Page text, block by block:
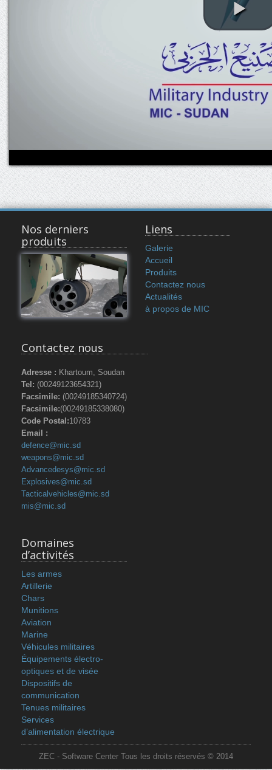
Nos derniers
produits
Liens
Galerie
Accueil
Produits
Contactez nous
Actualités
à propos de MIC
Contactez nous
Adresse : Khartoum, Soudan
Tel: (00249123654321)
Facsimile: (00249185340724)
Facsimile:(00249185338080)
Code Postal:10783
Email :
defence@mic.sd
weapons@mic.sd
Advancedesys@mic.sd
Explosives@mic.sd
Tacticalvehicles@mic.sd
mis@mic.sd
Domaines
d’activités
Les armes
Artillerie
Chars
Munitions
Aviation
Marine
Véhicules militaires
Équipements électro-
optiques et de visée
Dispositifs de
communication
Tenues militaires
Services
d’alimentation électrique
ZEC - Software Center Tous les droits réservés © 2014